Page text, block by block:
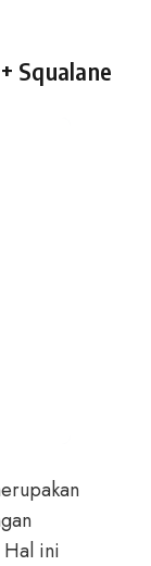
Squalane
Hal ini